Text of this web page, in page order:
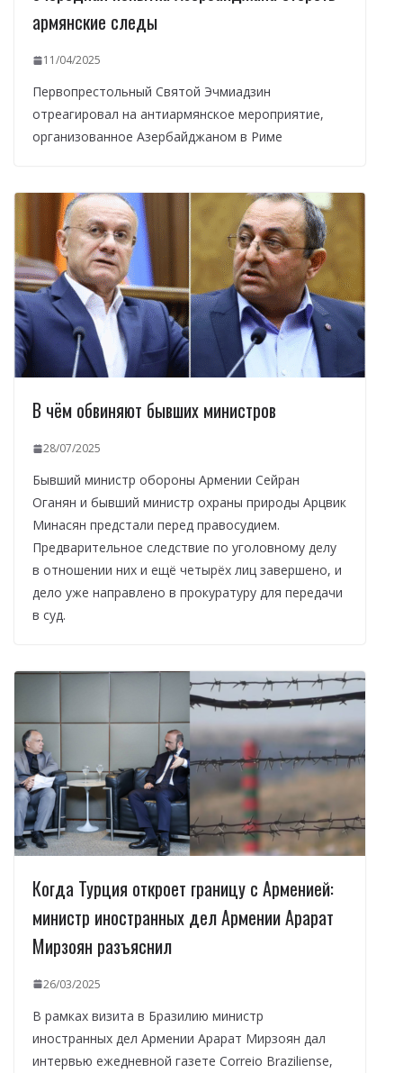
армянские следы
11/04/2025
Первопрестольный Святой Эчмиадзин
отреагировал на антиармянское мероприятие,
организованное Азербайджаном в Риме
В чём обвиняют бывших министров
28/07/2025
Бывший министр обороны Армении Сейран
Оганян и бывший министр охраны природы Арцвик
Минасян предстали перед правосудием.
Предварительное следствие по уголовному делу
в отношении них и ещё четырёх лиц завершено, и
дело уже направлено в прокуратуру для передачи
в суд.
Когда Турция откроет границу с Арменией:
министр иностранных дел Армении Арарат
Мирзоян разъяснил
26/03/2025
В рамках визита в Бразилию министр
иностранных дел Армении Арарат Мирзоян дал
интервью ежедневной газете Correio Braziliense,